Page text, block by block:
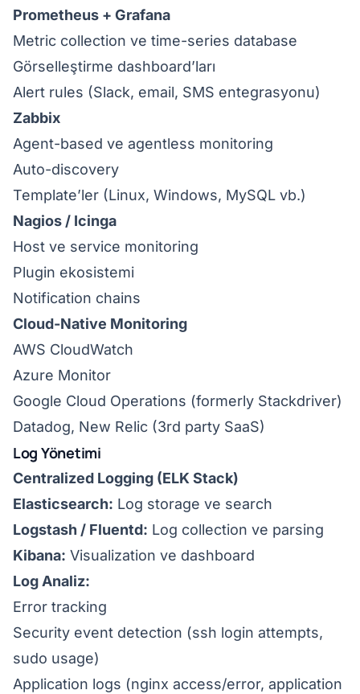
Prometheus + Grafana
Metric collection ve time-series database
Görselleştirme dashboard’ları
Alert rules (Slack, email, SMS entegrasyonu)
Zabbix
Agent-based ve agentless monitoring
Auto-discovery
Template’ler (Linux, Windows, MySQL vb.)
Nagios / Icinga
Host ve service monitoring
Plugin ekosistemi
Notification chains
Cloud-Native Monitoring
AWS CloudWatch
Azure Monitor
Google Cloud Operations (formerly Stackdriver)
Datadog, New Relic (3rd party SaaS)
Log Yönetimi
Centralized Logging (ELK Stack)
Elasticsearch: Log storage ve search
Logstash / Fluentd: Log collection ve parsing
Kibana: Visualization ve dashboard
Log Analiz:
Error tracking
Security event detection (ssh login attempts,
sudo usage)
Application logs (nginx access/error, application